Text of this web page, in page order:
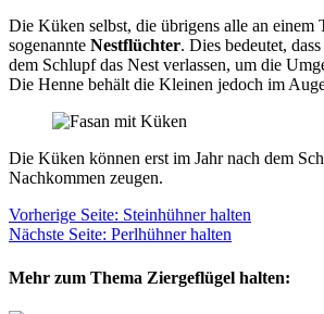
Die Küken selbst, die übrigens alle an einem
sogenannte Nestflüchter. Dies bedeutet,
dem Schlupf das Nest verlassen, um die
Die Henne behält die Kleinen jedoch im
Die Küken können erst im Jahr nach dem
Nachkommen zeugen.
Vorherige Seite: Steinhühner halten
Nächste Seite: Perlhühner halten
Mehr zum Thema Ziergeflügel halten: